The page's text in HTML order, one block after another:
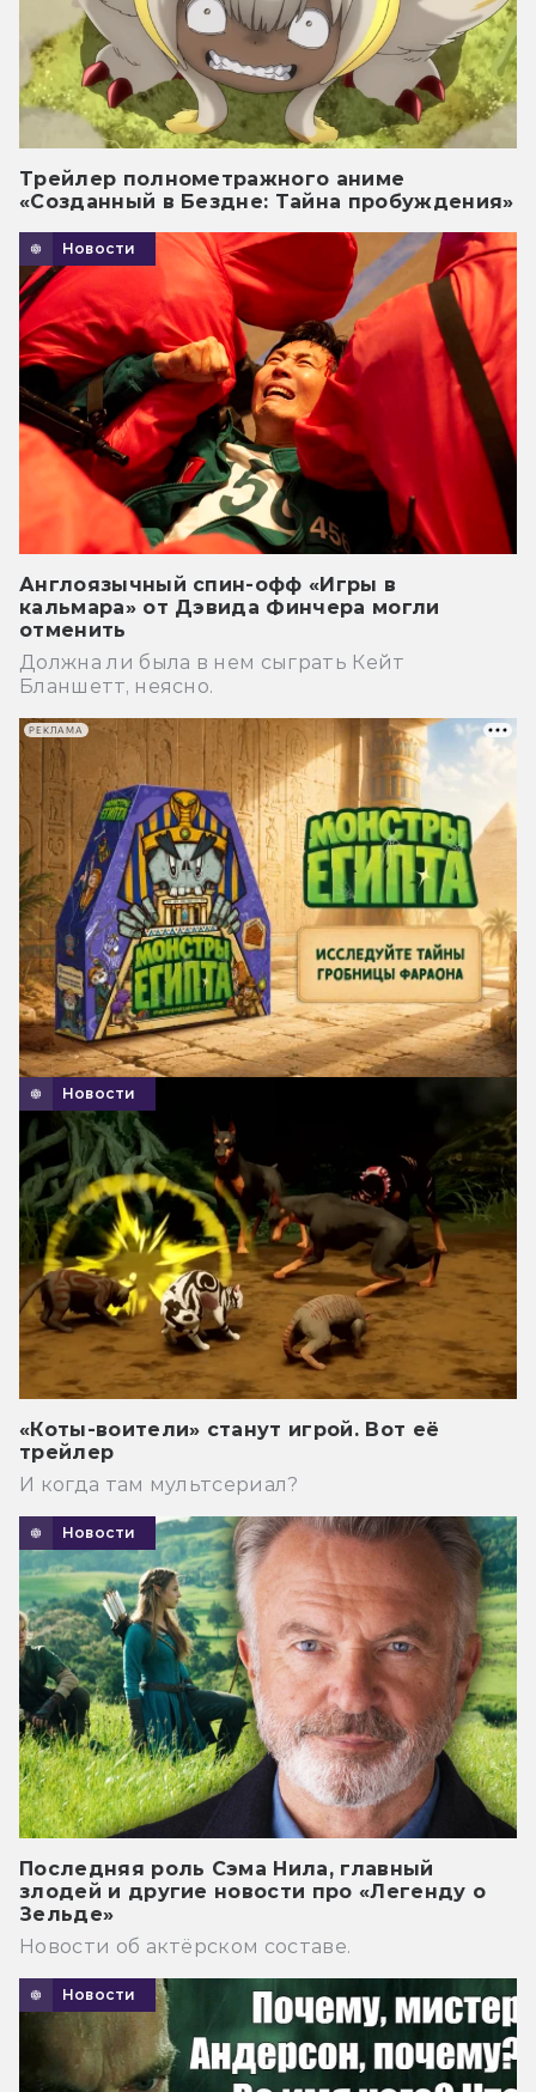
Трейлер полнометражного аниме
«Созданный в Бездне: Тайна пробуждения»
Новости
Англоязычный спин-офф «Игры в
кальмара» от Дэвида Финчера могли
отменить
Должна ли была в нем сыграть Кейт
Бланшетт, неясно.
Новости
«Коты-воители» станут игрой. Вот её
трейлер
И когда там мультсериал?
Новости
Последняя роль Сэма Нила, главный
злодей и другие новости про «Легенду о
Зельде»
Новости об актёрском составе.
Новости
РЕКЛАМА